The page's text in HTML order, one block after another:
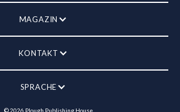
MAGAZIN
KONTAKT
SPRACHE
©2026 Plough Publishing House.